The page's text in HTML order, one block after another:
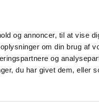
og annoncer, til at vise
om din brug af
og
du har givet dem, eller
om

